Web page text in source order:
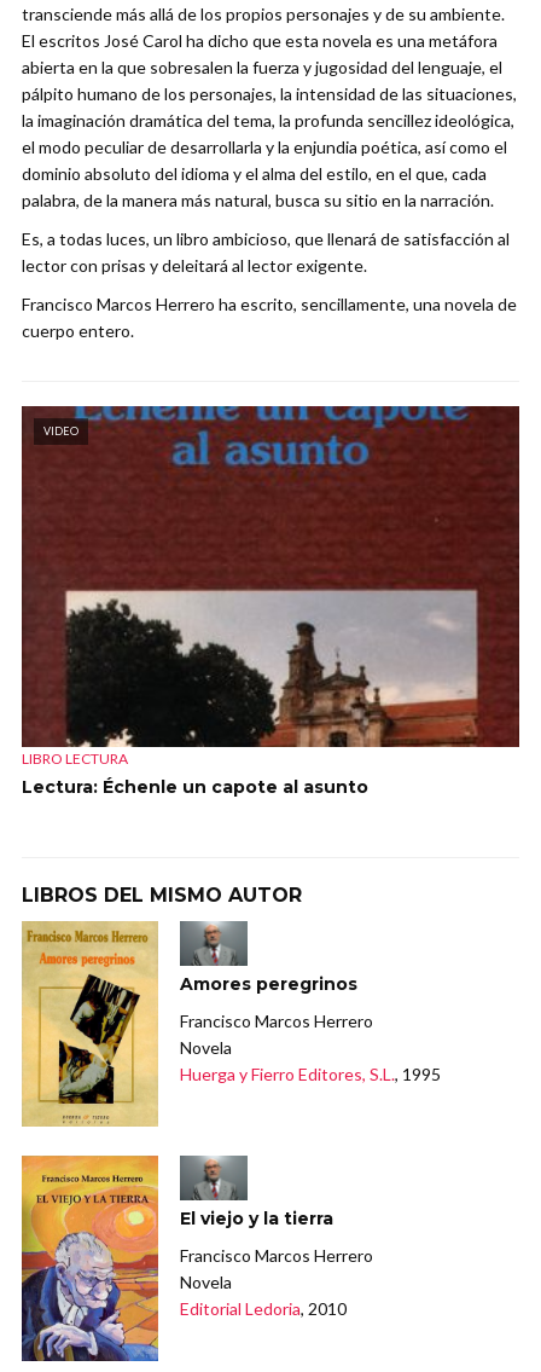
transciende más allá de los propios personajes y de su ambiente.
El escritos José Carol ha dicho que esta novela es una metáfora
abierta en la que sobresalen la fuerza y jugosidad del lenguaje, el
pálpito humano de los personajes, la intensidad de las situaciones,
la imaginación dramática del tema, la profunda sencillez ideológica,
el modo peculiar de desarrollarla y la enjundia poética, así como el
dominio absoluto del idioma y el alma del estilo, en el que, cada
palabra, de la manera más natural, busca su sitio en la narración.
Es, a todas luces, un libro ambicioso, que llenará de satisfacción al
lector con prisas y deleitará al lector exigente.
Francisco Marcos Herrero ha escrito, sencillamente, una novela de
cuerpo entero.
VIDEO
LIBRO LECTURA
Lectura: Échenle un capote al asunto
LIBROS DEL MISMO AUTOR
Amores peregrinos
Francisco Marcos Herrero
Novela
Huerga y Fierro Editores, S.L., 1995
El viejo y la tierra
Francisco Marcos Herrero
Novela
Editorial Ledoria, 2010